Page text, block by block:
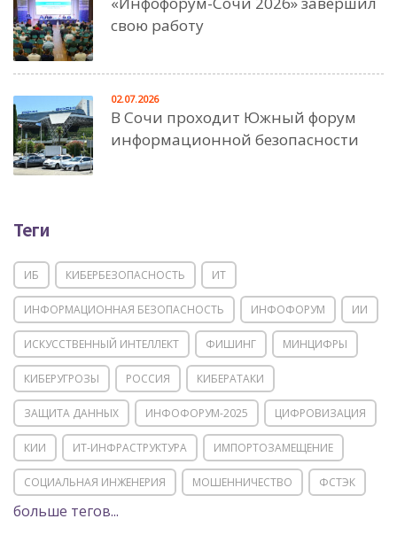
свою работу
В Сочи проходит Южный форум
информационной безопасности
02.07.2026
Теги
ИБ КИБЕРБЕЗОПАСНОСТЬ ИТ
ИНФОРМАЦИОННАЯ БЕЗОПАСНОСТЬ ИНФОФОРУМ ИИ
ИСКУССТВЕННЫЙ ИНТЕЛЛЕКТ ФИШИНГ МИНЦИФРЫ
КИБЕРУГРОЗЫ РОССИЯ КИБЕРАТАКИ
ЗАЩИТА ДАННЫХ ИНФОФОРУМ-2025 ЦИФРОВИЗАЦИЯ
КИИ ИТ-ИНФРАСТРУКТУРА ИМПОРТОЗАМЕЩЕНИЕ
СОЦИАЛЬНАЯ ИНЖЕНЕРИЯ МОШЕННИЧЕСТВО ФСТЭК
POSITIVE TECHNOLOGIES
больше тегов...